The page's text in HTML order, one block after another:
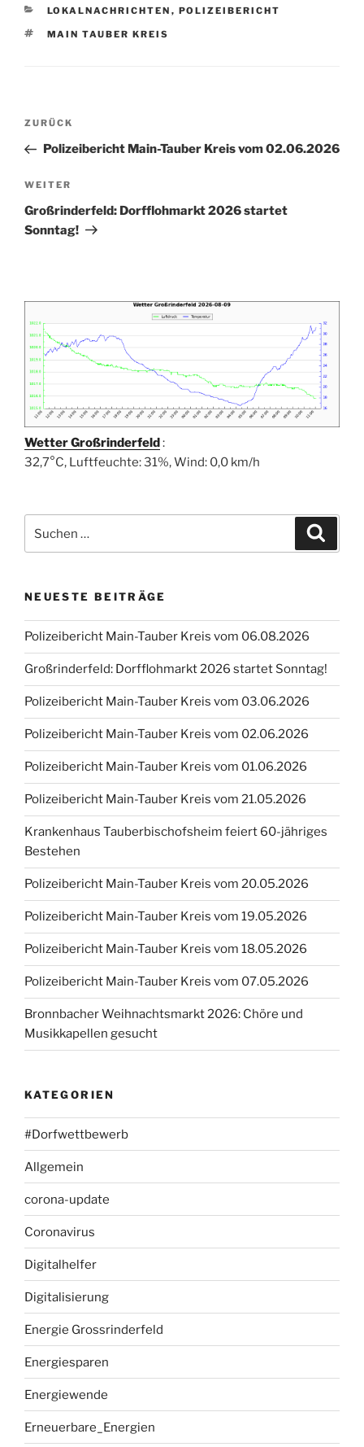
KATEGORIEN
LOKALNACHRICHTEN , POLIZEIBERICHT
SCHLAGWÖRTER
MAIN TAUBER KREIS
Beitragsnavigation
Vorheriger
Beitrag
ZURÜCK
Polizeibericht Main-Tauber Kreis vom 02.06.2026
Nächster
Beitrag
WEITER
Großrinderfeld: Dorfflohmarkt 2026 startet
Sonntag!
Wetter Großrinderfeld:
32,7°C, Luftfeuchte: 31%, Wind: 0,0 km/h
nach:
NEUESTE BEITRÄGE
Polizeibericht Main-Tauber Kreis vom 06.08.2026
Großrinderfeld: Dorfflohmarkt 2026 startet Sonntag!
Polizeibericht Main-Tauber Kreis vom 03.06.2026
Polizeibericht Main-Tauber Kreis vom 02.06.2026
Polizeibericht Main-Tauber Kreis vom 01.06.2026
Polizeibericht Main-Tauber Kreis vom 21.05.2026
Krankenhaus Tauberbischofsheim feiert 60-jähriges
Bestehen
Polizeibericht Main-Tauber Kreis vom 20.05.2026
Polizeibericht Main-Tauber Kreis vom 19.05.2026
Polizeibericht Main-Tauber Kreis vom 18.05.2026
Polizeibericht Main-Tauber Kreis vom 07.05.2026
Bronnbacher Weihnachtsmarkt 2026: Chöre und
Musikkapellen gesucht
KATEGORIEN
#Dorfwettbewerb
Allgemein
corona-update
Coronavirus
Digitalhelfer
Digitalisierung
Energie Grossrinderfeld
Energiesparen
Energiewende
Erneuerbare_Energien